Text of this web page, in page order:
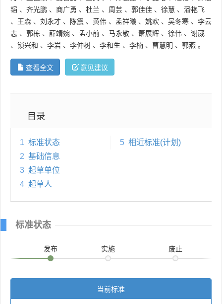
韬 、 齐光鹏 、 商广勇 、 杜兰 、 周芸 、 郭佳佳 、 徐慧 、 潘艳飞
、 王森 、 刘永才 、 陈震 、 黄伟 、 孟祥曦 、 姚欢 、 吴冬寒 、 李云
志 、 郭栋 、 薛靖婉 、 孟小前 、 马永敬 、 萧展辉 、 徐伟 、 谢葳
、 锁兴和 、 李岩 、 李仲树 、 李和生 、 李楠 、 曹慧明 、 郭燕 。
查看全文 意见建议
目录
1 标准状态
2 基础信息
3 起草单位
4 起草人
5 相近标准(计划)
标准状态
发布 实施 废止
当前标准